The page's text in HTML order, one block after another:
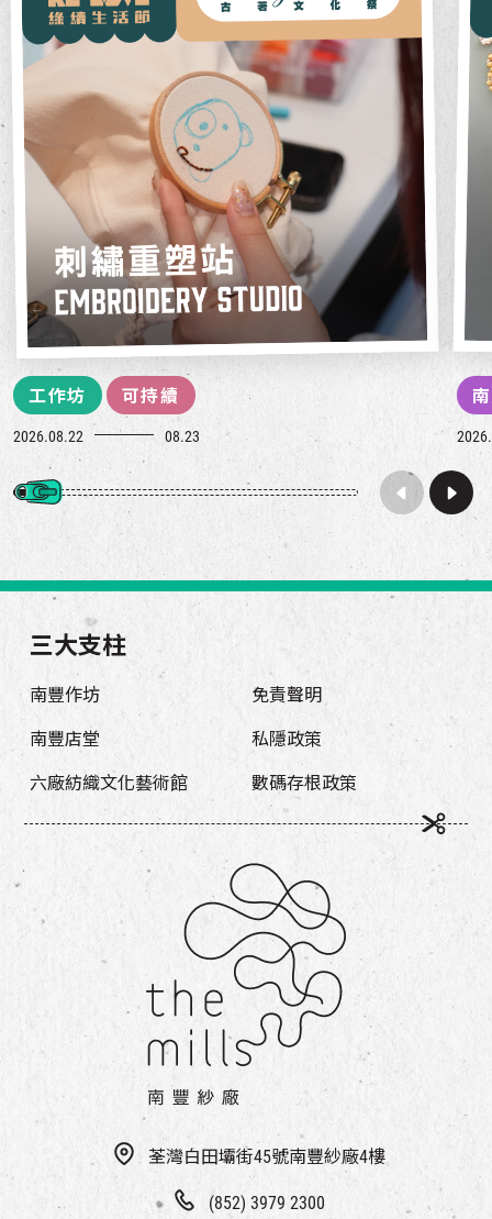
工作坊 可持續
2026.08.22 08.23
荃灣白田壩街45號南豐紗廠4樓
(852) 3979 2300
三大支柱
南豐作坊
南豐店堂
六廠紡織文化藝術館
免責聲明
私隱政策
數碼存根政策